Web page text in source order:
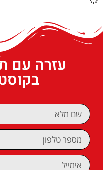
עזרה עם